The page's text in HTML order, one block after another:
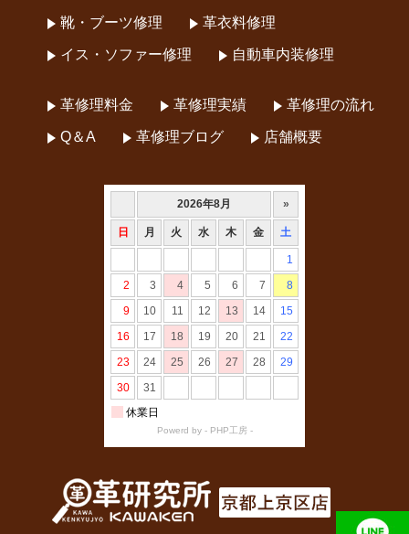
靴・ブーツ修理 革衣料修理
イス・ソファー修理 自動車内装修理
革修理料金 革修理実績 革修理の流れ
Q＆A 革修理ブログ 店舗概要